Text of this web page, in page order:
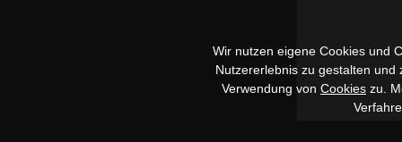
Wir nutzen eigene Cookies und
Nutzererlebnis zu gestalten
Verwendung von Cookies zu.